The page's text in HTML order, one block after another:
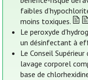
faibles
moins toxiques.
Le peroxyde
un désinfectant à
Le Conseil
lavage corporel
base de